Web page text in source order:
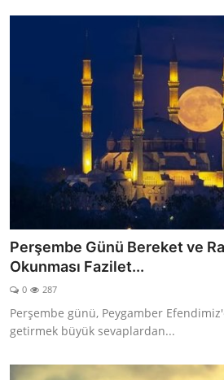
Perşembe Günü Bereket ve
Okunması Fazilet...
0 287
Perşembe günü, Peygamber
getirmek büyük sevaplardan...